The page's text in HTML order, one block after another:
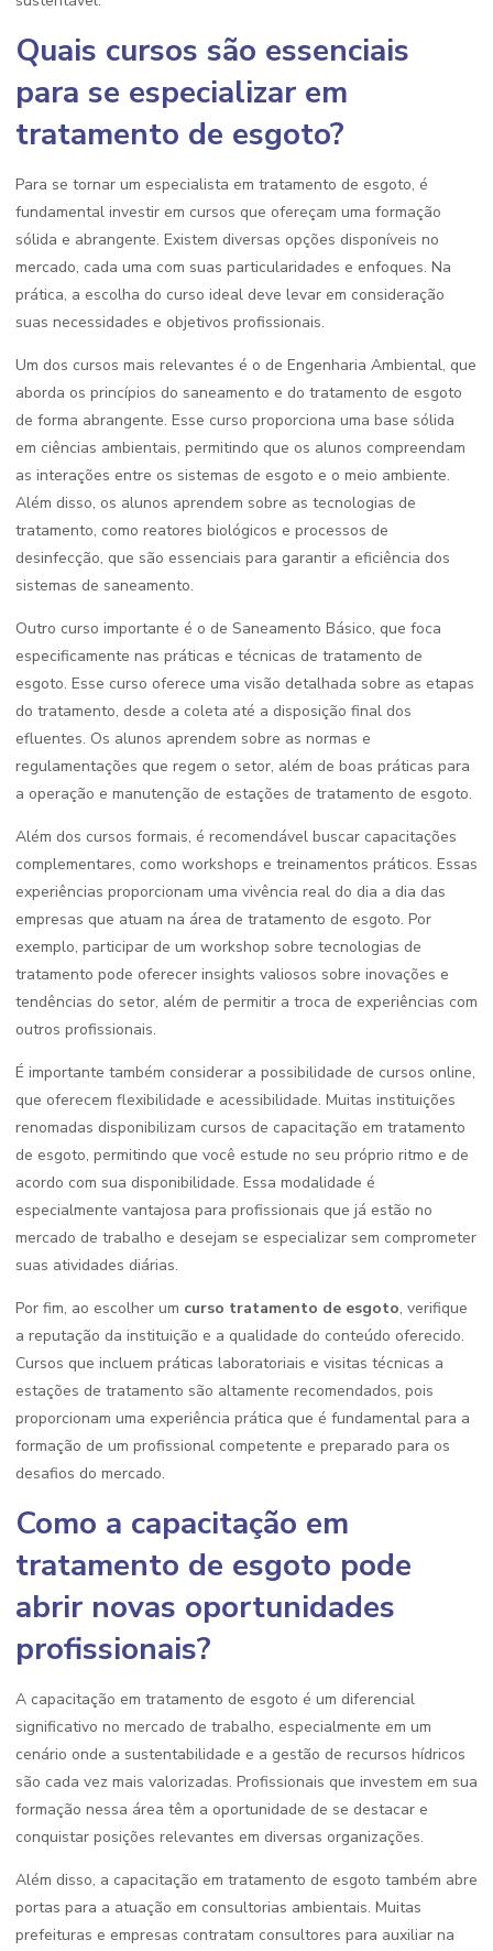
Quais cursos são essenciais
para se especializar em
tratamento de esgoto?
Para se tornar um especialista em tratamento de esgoto, é
fundamental investir em cursos que ofereçam uma formação
sólida e abrangente. Existem diversas opções disponíveis no
mercado, cada uma com suas particularidades e enfoques. Na
prática, a escolha do curso ideal deve levar em consideração
suas necessidades e objetivos profissionais.
Um dos cursos mais relevantes é o de Engenharia Ambiental, que
aborda os princípios do saneamento e do tratamento de esgoto
de forma abrangente. Esse curso proporciona uma base sólida
em ciências ambientais, permitindo que os alunos compreendam
as interações entre os sistemas de esgoto e o meio ambiente.
Além disso, os alunos aprendem sobre as tecnologias de
tratamento, como reatores biológicos e processos de
desinfecção, que são essenciais para garantir a eficiência dos
sistemas de saneamento.
Outro curso importante é o de Saneamento Básico, que foca
especificamente nas práticas e técnicas de tratamento de
esgoto. Esse curso oferece uma visão detalhada sobre as etapas
do tratamento, desde a coleta até a disposição final dos
efluentes. Os alunos aprendem sobre as normas e
regulamentações que regem o setor, além de boas práticas para
a operação e manutenção de estações de tratamento de esgoto.
Além dos cursos formais, é recomendável buscar capacitações
complementares, como workshops e treinamentos práticos. Essas
experiências proporcionam uma vivência real do dia a dia das
empresas que atuam na área de tratamento de esgoto. Por
exemplo, participar de um workshop sobre tecnologias de
tratamento pode oferecer insights valiosos sobre inovações e
tendências do setor, além de permitir a troca de experiências com
outros profissionais.
É importante também considerar a possibilidade de cursos online,
que oferecem flexibilidade e acessibilidade. Muitas instituições
renomadas disponibilizam cursos de capacitação em tratamento
de esgoto, permitindo que você estude no seu próprio ritmo e de
acordo com sua disponibilidade. Essa modalidade é
especialmente vantajosa para profissionais que já estão no
mercado de trabalho e desejam se especializar sem comprometer
suas atividades diárias.
Por fim, ao escolher um curso tratamento de esgoto, verifique
a reputação da instituição e a qualidade do conteúdo oferecido.
Cursos que incluem práticas laboratoriais e visitas técnicas a
estações de tratamento são altamente recomendados, pois
proporcionam uma experiência prática que é fundamental para a
formação de um profissional competente e preparado para os
desafios do mercado.
Como a capacitação em
tratamento de esgoto pode
abrir novas oportunidades
profissionais?
A capacitação em tratamento de esgoto é um diferencial
significativo no mercado de trabalho, especialmente em um
cenário onde a sustentabilidade e a gestão de recursos hídricos
são cada vez mais valorizadas. Profissionais que investem em sua
formação nessa área têm a oportunidade de se destacar e
conquistar posições relevantes em diversas organizações.
Além disso, a capacitação em tratamento de esgoto também abre
portas para a atuação em consultorias ambientais. Muitas
prefeituras e empresas contratam consultores para auxiliar na